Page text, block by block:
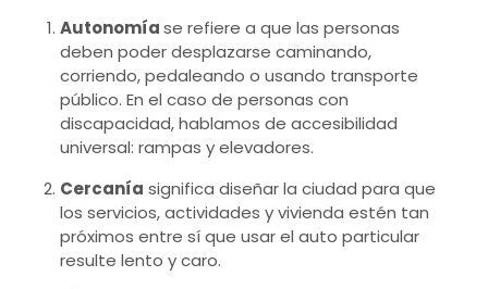
Autonomíase refiere a que las personas
deben poder desplazarse caminando,
corriendo, pedaleando o usando transporte
público. En el caso de personas con
discapacidad, hablamos de accesibilidad
universal: rampas y elevadores.
Cercanía significa diseñar la ciudad para que
los servicios, actividades y vivienda estén tan
próximos entre sí que usar el auto particular
resulte lento y caro.